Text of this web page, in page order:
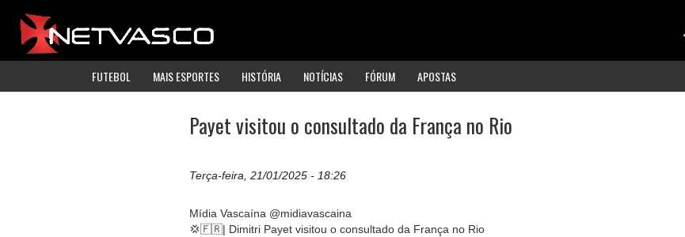
FUTEBOL MAIS ESPORTES HISTÓRIA NOTÍCIAS FÓRUM APOSTAS
Payet visitou o consultado da França no Rio
Terça-feira, 21/01/2025 - 18:26
Mídia Vascaína @midiavascaina
💢🇫🇷| Dimitri Payet visitou o consultado da França no Rio